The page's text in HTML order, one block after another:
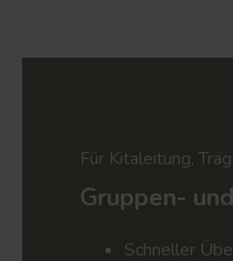
Für Kitaleitung,
Gruppen-
Schneller